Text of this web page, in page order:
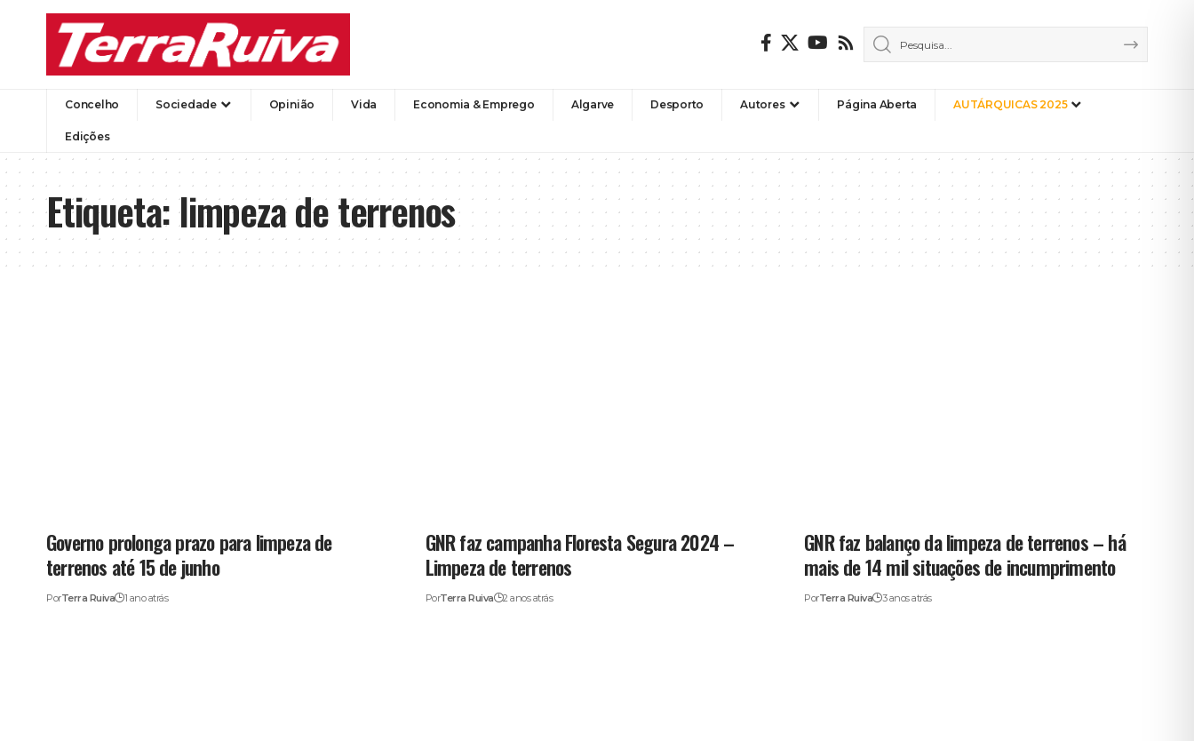
Concelho Sociedade Opinião Vida Economia & Emprego Algarve Desporto Autores Página Aberta AUTÁRQUICAS 2025
Edições
Etiqueta:limpeza de terrenos
Governo prolonga prazo para limpeza de
terrenos até 15 de junho
PorTerra Ruiva 1 ano atrás
GNR faz campanha Floresta Segura 2024 –
Limpeza de terrenos
PorTerra Ruiva 2 anos atrás
GNR faz balanço da limpeza de terrenos – há
mais de 14 mil situações de incumprimento
PorTerra Ruiva 3 anos atrás